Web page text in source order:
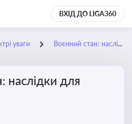
ВХІД ДО LIGA360
уваги Воєнний стан: наслідки для бізнесу
наслідки для